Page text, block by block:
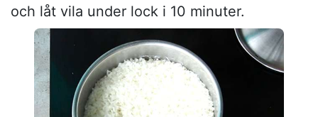
och låt vila under lock i 10 minuter.